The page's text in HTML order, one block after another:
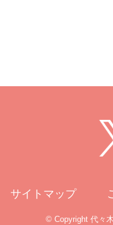
サイトマップ
© Copyright 代々